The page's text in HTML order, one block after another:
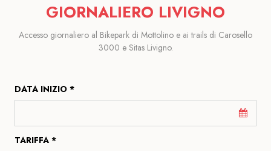
GIORNALIERO LIVIGNO
Accesso giornaliero al Bikepark di Mottolino e ai trails di Carosello
3000 e Sitas Livigno.
DATA INIZIO *
TARIFFA *